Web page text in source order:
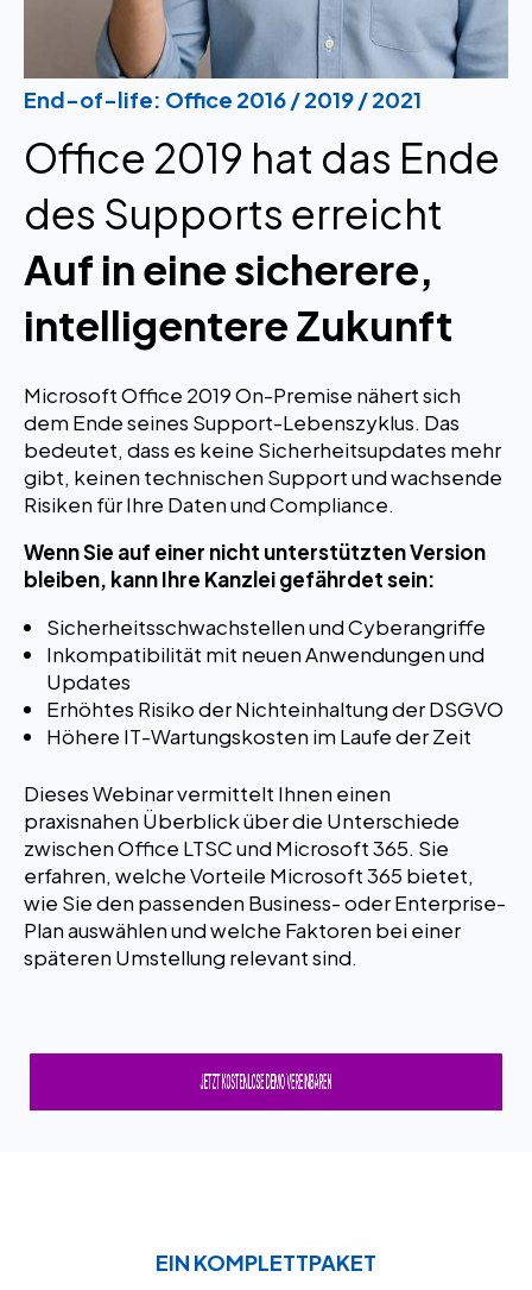
End-of-life: Office 2016 / 2019 / 2021
Office 2019 hat das Ende
des Supports erreicht
Auf in eine sicherere,
intelligentere Zukunft
Microsoft Office 2019 On-Premise nähert sich
dem Ende seines Support-Lebenszyklus. Das
bedeutet, dass es keine Sicherheitsupdates mehr
gibt, keinen technischen Support und wachsende
Risiken für Ihre Daten und Compliance.
Wenn Sie auf einer nicht unterstützten Version
bleiben, kann Ihre Kanzlei gefährdet sein:
Sicherheitsschwachstellen und Cyberangriffe
Inkompatibilität mit neuen Anwendungen und
Updates
Erhöhtes Risiko der Nichteinhaltung der DSGVO
Höhere IT-Wartungskosten im Laufe der Zeit
Dieses Webinar vermittelt Ihnen einen
praxisnahen Überblick über die Unterschiede
zwischen Office LTSC und Microsoft 365. Sie
erfahren, welche Vorteile Microsoft 365 bietet,
wie Sie den passenden Business- oder Enterprise-
Plan auswählen und welche Faktoren bei einer
späteren Umstellung relevant sind.
EIN KOMPLETTPAKET